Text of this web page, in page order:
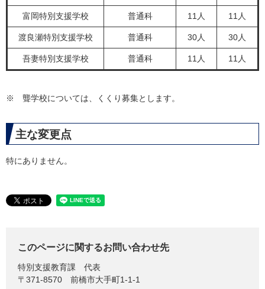
富岡特別支援学校 普通科 11人 11人
渡良瀬特別支援学校 普通科 30人 30人
吾妻特別支援学校 普通科 11人 11人
※ 聾学校については、くくり募集とします。
主な変更点
特にありません。
このページに関するお問い合わせ先
特別支援教育課
代表
〒371-8570
前橋市大手町1-1-1